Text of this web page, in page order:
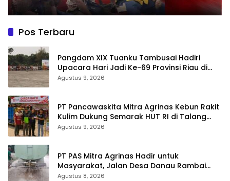
Pos Terbaru
Pangdam XIX Tuanku Tambusai Hadiri
Upacara Hari Jadi Ke-69 Provinsi Riau di
Pekanbaru
Agustus 9, 2026
‎PT Pancawaskita Mitra Agrinas Kebun Rakit
Kulim Dukung Semarak HUT RI di Talang
Perigi
Agustus 9, 2026
‎PT PAS Mitra Agrinas Hadir untuk
Masyarakat, Jalan Desa Danau Rambai
Dirawat dan Disiram
Agustus 8, 2026